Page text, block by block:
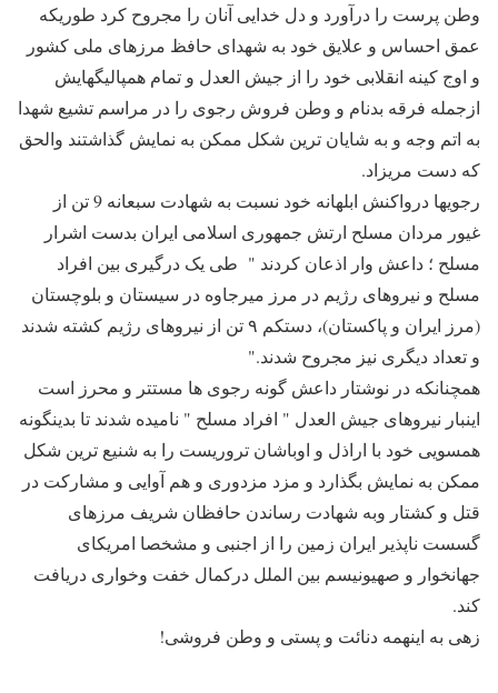
وطن پرست را درآورد و دل خدایی آنان را مجروح کرد طوریکه
عمق احساس و علایق خود به شهدای حافظ مرزهای ملی کشور
و اوج کینه انقلابی خود را از جیش العدل و تمام همپالیگهایش
ازجمله فرقه بدنام و وطن فروش رجوی را در مراسم تشیع شهدا
به اتم وجه و به شایان ترین شکل ممکن به نمایش گذاشتند والحق
که دست مریزاد.
رجویها درواکنش ابلهانه خود نسبت به شهادت سبعانه 9 تن از
غیور مردان مسلح ارتش جمهوری اسلامی ایران بدست اشرار
مسلح ؛ داعش وار اذعان کردند " طی یک درگیری بین افراد
مسلح و نیروهای رژیم در مرز میرجاوه در سیستان و بلوچستان
(مرز ایران و پاکستان)، دستکم ۹ تن از نیروهای رژیم کشته شدند
و تعداد دیگری نیز مجروح شدند."
همچنانکه در نوشتار داعش گونه رجوی ها مستتر و محرز است
اینبار نیروهای جیش العدل " افراد مسلح " نامیده شدند تا بدینگونه
همسویی خود با اراذل و اوباشان تروریست را به شنیع ترین شکل
ممکن به نمایش بگذارد و مزد مزدوری و هم آوایی و مشارکت در
قتل و کشتار وبه شهادت رساندن حافظان شریف مرزهای
گسست ناپذیر ایران زمین را از اجنبی و مشخصا امریکای
جهانخوار و صهیونیسم بین الملل درکمال خفت وخواری دریافت
کند.
زهی به اینهمه دنائت و پستی و وطن فروشی!